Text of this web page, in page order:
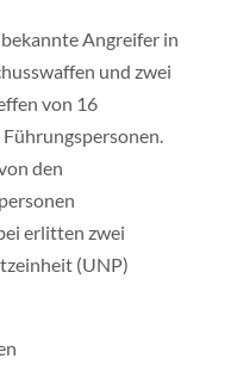
Angreifer in
und zwei
von 16
den
erlitten zwei
(UNP)